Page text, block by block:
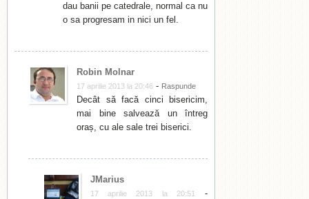
dau banii pe catedrale, normal ca nu
o sa progresam in nici un fel.
Robin Molnar
17 aprilie 2013 la 20:46 - Raspunde
Decât să facă cinci bisericim,
mai bine salvează un întreg
oraș, cu ale sale trei biserici.
JMarius
17 aprilie 2013 la 20:51-